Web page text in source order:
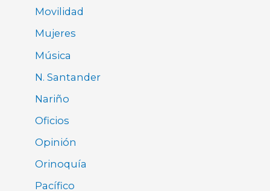
Movilidad
Mujeres
Música
N. Santander
Nariño
Oficios
Opinión
Orinoquía
Pacífico